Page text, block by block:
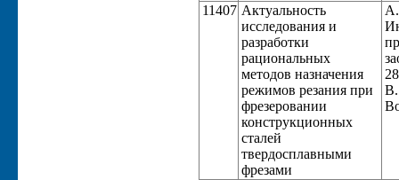
11407 Актуальность
исследования и
разработки
рациональных
методов назначения
режимов резания при
фрезеровании
конструкционных
сталей
твердосплавными
фрезами